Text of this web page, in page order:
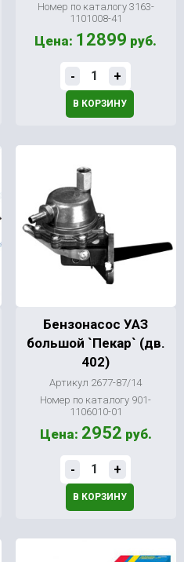
Номер по каталогу 3163-
1101008-41
Цена: 12899 руб.
- +
В КОРЗИНУ
Бензонасос УАЗ
большой `Пекар` (дв.
402)
Артикул 2677-87/14
Номер по каталогу 901-
1106010-01
Цена: 2952 руб.
- +
В КОРЗИНУ